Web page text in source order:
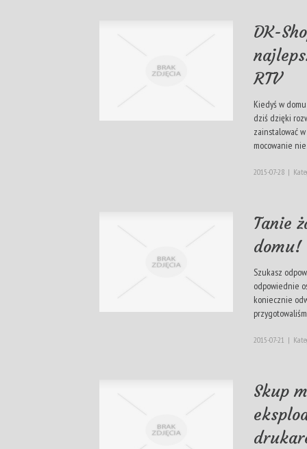
DK-
RTV
Kiedyś w
dziś dzięki
zainstalować
mocowanie
2015-07-28 |
Tanie
domu!
Szukasz
odpowiednie
koniecznie
2015-07-21 |
Skup